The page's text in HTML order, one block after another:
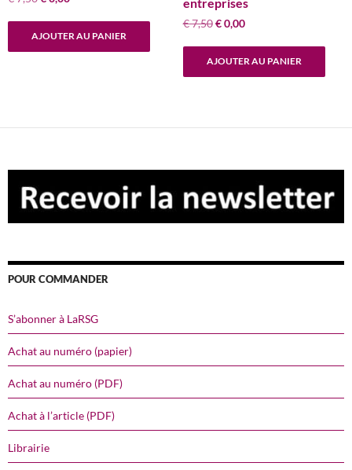
AJOUTER AU PANIER
entreprises
€7,50 Le
€0,00Le
AJOUTER AU PANIER
POUR COMMANDER
S’abonner à LaRSG
Achat au numéro (papier)
Achat au numéro (PDF)
Achat à l’article (PDF)
Librairie